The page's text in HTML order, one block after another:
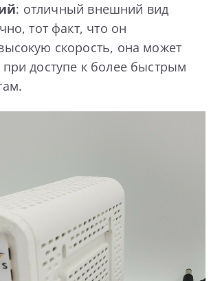
: отличный внешний вид
тот факт, что он
скорость, она может
при доступе к более быстрым